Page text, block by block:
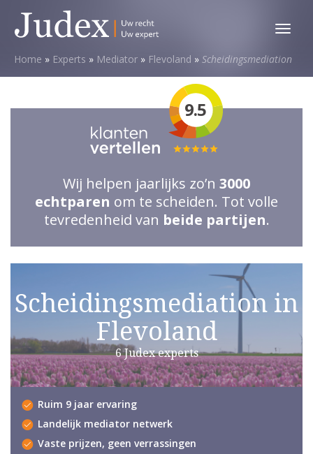
Toggle
Home » Experts » Mediator » Flevoland » Scheidingsmediation
9.5
Totale
waardering:
5
van
Wij helpen jaarlijks zo’n 3000
echtparen om te scheiden. Tot volle
tevredenheid van beide partijen.
Scheidingsmediation in
Flevoland
6 Judex experts
Ruim 9 jaar ervaring
Landelijk mediator netwerk
Vaste prijzen, geen verrassingen